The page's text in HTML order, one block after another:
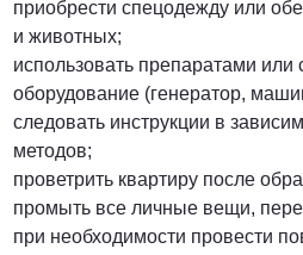
приобрести спецодежду или
и животных;
использовать препаратами
оборудование (генератор,
следовать инструкции в
методов;
проветрить квартиру после
промыть все личные вещи,
при необходимости провести